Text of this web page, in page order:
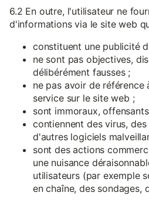
6.2 En outre, l'utilisateur ne
d'informations via le site web
constituent une publicité
ne sont pas objectives,
délibérément fausses ;
ne pas avoir de référence
service sur le site web ;
sont immoraux,
contiennent des virus,
d'autres logiciels
sont des actions
une nuisance
utilisateurs (par exemple
en chaîne, des sondages,